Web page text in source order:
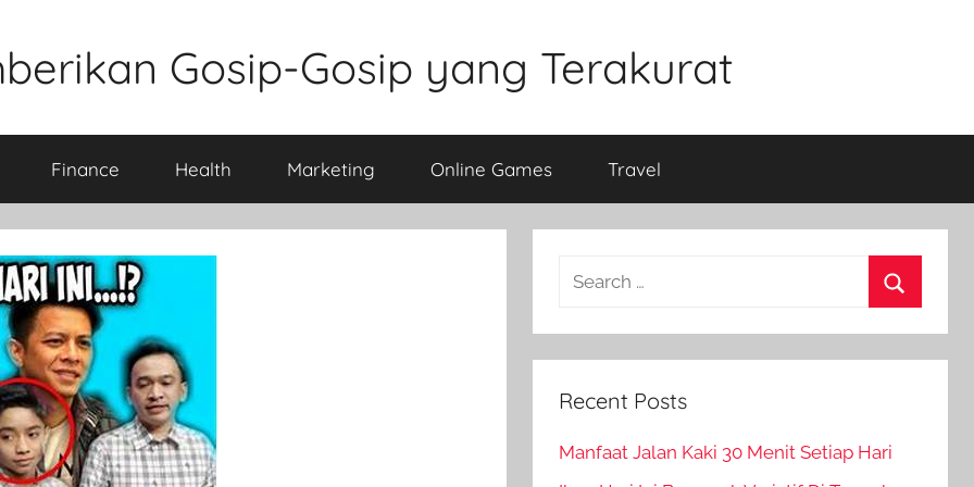
Gosip-Gosip yang Terakurat
Finance Health Marketing Online Games Travel
Search
Recent Posts
Manfaat Jalan Kaki 30 Menit Setiap Hari